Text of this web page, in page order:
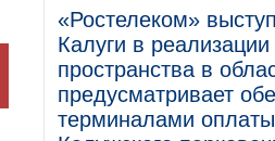
«Ростелеком»
Калуги в
пространства в
предусматривает
терминалами оплаты